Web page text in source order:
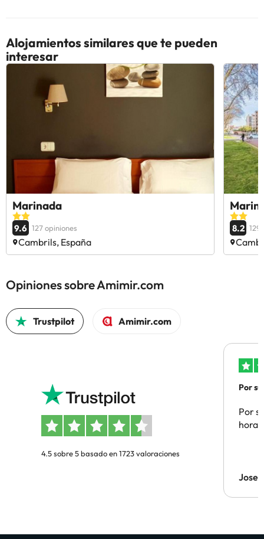
Alojamientos similares que te pueden
interesar
Marinada
9.6 127 opiniones
Cambrils, España
8.2
Opiniones sobre Amimir.com
Trustpilot Amimir.com
4.5 sobre 5 basado en 1723 valoraciones
Por
Por
hora
Jose